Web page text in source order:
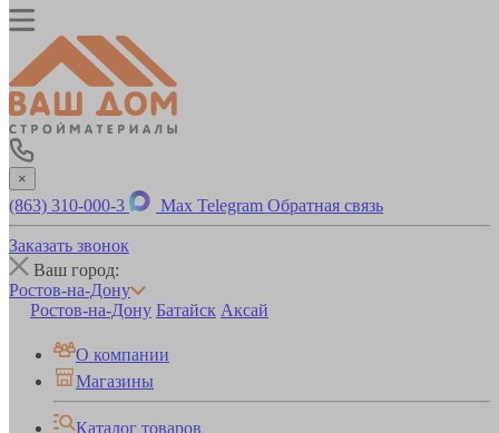
×
(863) 310-000-3 Max Telegram Обратная связь
Заказать звонок
Ваш город:
Ростов-на-Дону
Ростов-на-Дону Батайск Аксай
О компании
Магазины
Каталог товаров